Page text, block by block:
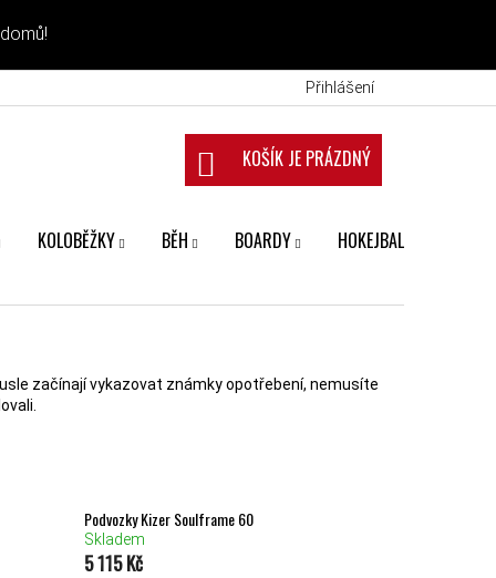
Přihlášení
NÁKUPNÍ KOŠÍK
KOLOBĚŽKY BĚH BOARDY HOKEJBAL
začínají vykazovat známky opotřebení, nemusíte
Podvozky Kizer Soulframe 60
Skladem
5 115 Kč